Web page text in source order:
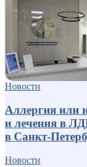
Новости
Аллергия или
и лечения в
в Санкт-
Новости